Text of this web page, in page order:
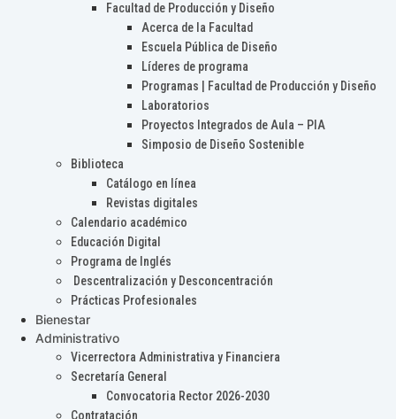
Facultad de Producción y Diseño
Acerca de la Facultad
Escuela Pública de Diseño
Líderes de programa
Programas | Facultad de Producción y Diseño
Laboratorios
Proyectos Integrados de Aula – PIA
Simposio de Diseño Sostenible
Biblioteca
Catálogo en línea
Revistas digitales
Calendario académico
Educación Digital
Programa de Inglés
Descentralización y Desconcentración
Prácticas Profesionales
Bienestar
Administrativo
Vicerrectora Administrativa y Financiera
Secretaría General
Convocatoria Rector 2026-2030
Contratación